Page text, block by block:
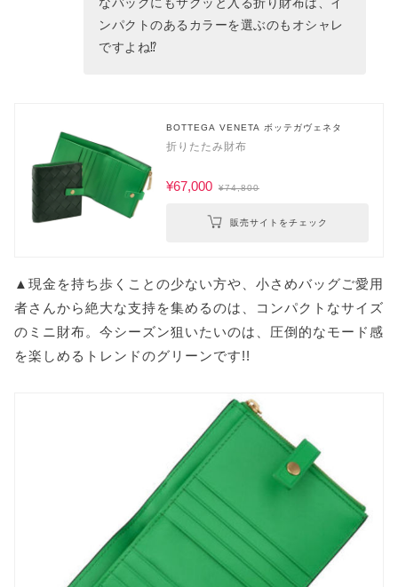
ンパクトのあるカラーを選ぶのもオシャレ
ですよね⁉
BOTTEGA VENETA ボッテガヴェネタ
折りたたみ財布
¥67,000 ¥74,800
販売サイトをチェック
▲現金を持ち歩くことの少ない方や、小さめバッグご愛用
者さんから絶大な支持を集めるのは、コンパクトなサイズ
のミニ財布。今シーズン狙いたいのは、圧倒的なモード感
を楽しめるトレンドのグリーンです!!